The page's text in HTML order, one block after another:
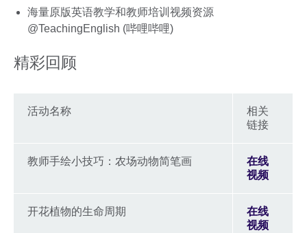
海量原版英语教学和教师培训视频资源
@TeachingEnglish (哔哩哔哩)
精彩回顾
活动名称
相关
链接
教师手绘小技巧：农场动物简笔画
在线
视频
开花植物的生命周期
在线
视频